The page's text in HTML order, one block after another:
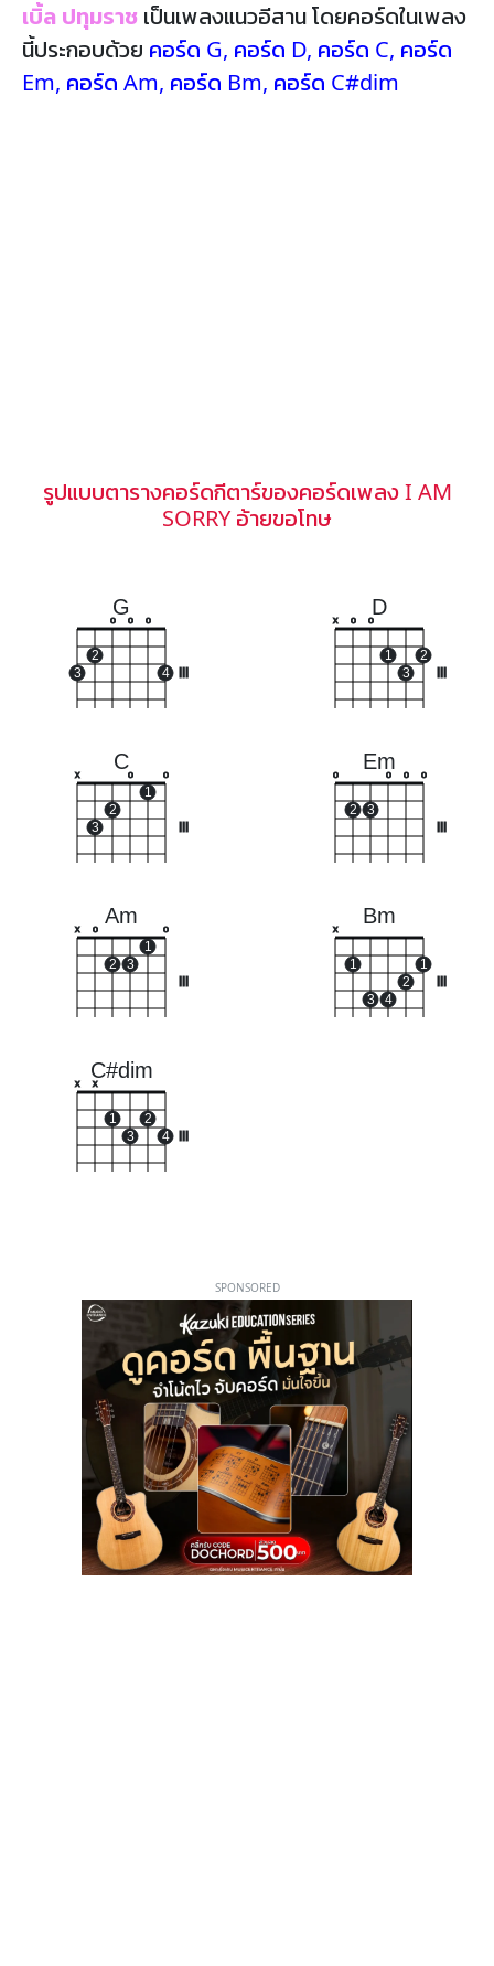
เบิ้ล ปทุมราช เป็นเพลงแนวอีสาน โดยคอร์ดในเพลง
นี้ประกอบด้วย คอร์ด G, คอร์ด D, คอร์ด C, คอร์ด
Em, คอร์ด Am, คอร์ด Bm, คอร์ด C#dim
รูปแบบตารางคอร์ดกีตาร์ของคอร์ดเพลง I AM
SORRY อ้ายขอโทษ
G
3
2
o o o
4
D
x o o
1
3
2
C
x
3
2
o
1
o
Em
o
2 3
o o o
Am
x o
2 3
1
o
Bm
x
1
3 4
2
1
C#dim
x x
1
3
2
4
SPONSORED